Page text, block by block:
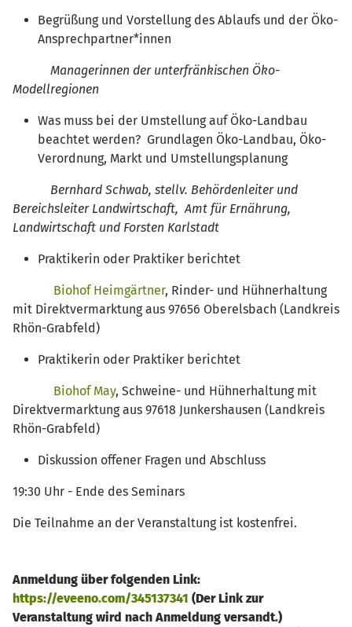
Begrüßung und Vorstellung des Ablaufs und der Öko-
Ansprechpartner*innen
Managerinnen der unterfränkischen Öko-
Modellregionen
Was muss bei der Umstellung auf Öko-Landbau
beachtet werden? Grundlagen Öko-Landbau, Öko-
Verordnung, Markt und Umstellungsplanung
Bernhard Schwab, stellv. Behördenleiter und
Bereichsleiter Landwirtschaft, Amt für Ernährung,
Landwirtschaft und Forsten Karlstadt
Praktikerin oder Praktiker berichtet
Biohof Heimgärtner, Rinder- und Hühnerhaltung
mit Direktvermarktung aus 97656 Oberelsbach (Landkreis
Rhön-Grabfeld)
Praktikerin oder Praktiker berichtet
Biohof May, Schweine- und Hühnerhaltung mit
Direktvermarktung aus 97618 Junkershausen (Landkreis
Rhön-Grabfeld)
Diskussion offener Fragen und Abschluss
19:30 Uhr - Ende des Seminars
Die Teilnahme an der Veranstaltung ist kostenfrei.
Anmeldung über folgenden Link:
https://eveeno.com/345137341 (Der Link zur
Veranstaltung wird nach Anmeldung versandt.)